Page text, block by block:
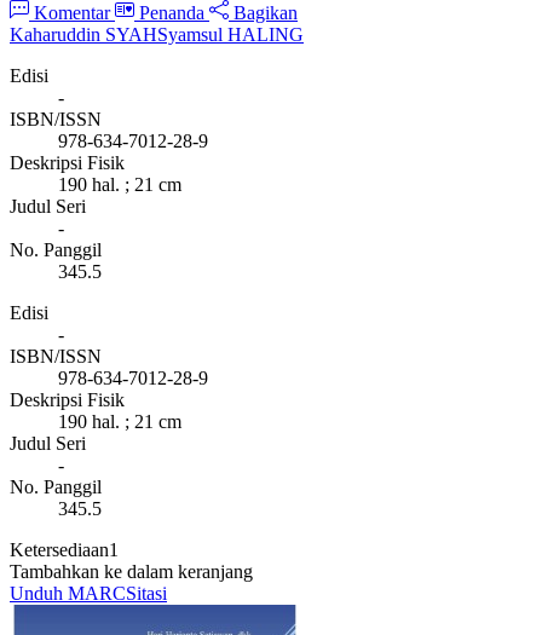
Komentar Penanda
Bagikan
Kaharuddin SYAHSyamsul HALING
Edisi
-
ISBN/ISSN
978-634-7012-28-9
Deskripsi Fisik
190 hal. ; 21 cm
Judul Seri
-
No. Panggil
345.5
Edisi
-
ISBN/ISSN
978-634-7012-28-9
Deskripsi Fisik
190 hal. ; 21 cm
Judul Seri
-
No. Panggil
345.5
Ketersediaan1
Tambahkan ke dalam keranjang
Unduh MARCSitasi